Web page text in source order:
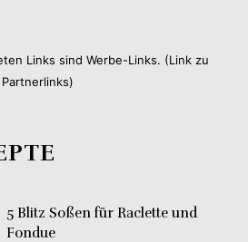
Links sind Werbe-Links. (Link zu
5 Blitz Soßen für Raclette und
Fondue